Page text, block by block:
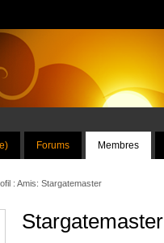
Forums Membres
: Amis: Stargatemaster
Stargatemaster